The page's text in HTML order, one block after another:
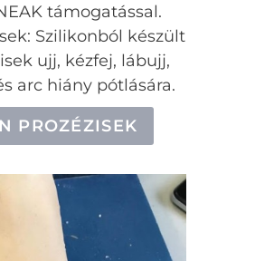
támogatással.
Szilikonból készült
ujj, kézfej, lábujj,
arc hiány pótlására.
PROZÉZISEK